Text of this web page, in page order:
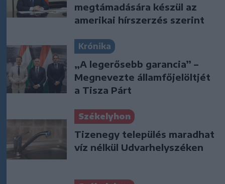
megtámadására készül az
amerikai hírszerzés szerint
Krónika
„A legerősebb garancia” –
Megnevezte államfőjelöltjét
a Tisza Párt
Székelyhon
Tizenegy település maradhat
víz nélkül Udvarhelyszéken